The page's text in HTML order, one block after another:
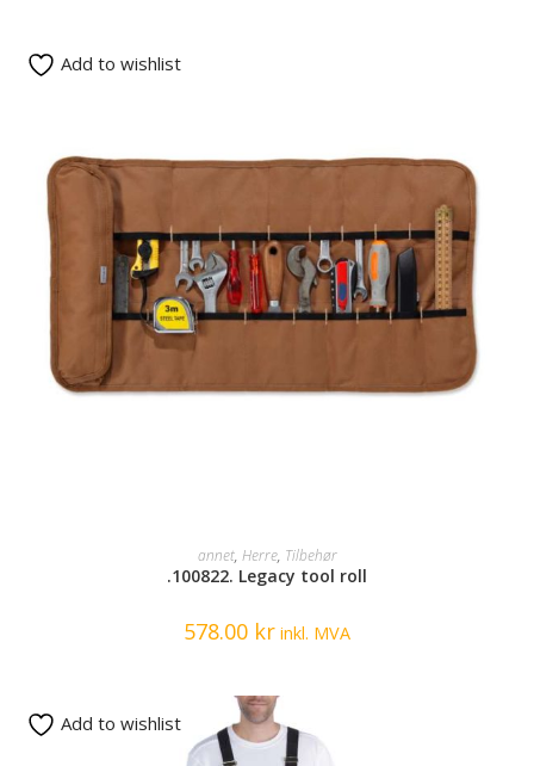
SELECT OPTIONS
annet, Herre, Tilbehør
.100822. Legacy tool roll
578.00 kr inkl. MVA
Add to wishlist
Add to wishlist